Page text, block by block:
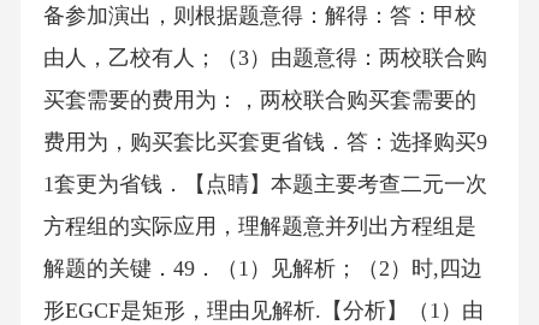
备参加演出，则根据题意得：解得：答：甲校
由人，乙校有人；（3）由题意得：两校联合购
买套需要的费用为：，两校联合购买套需要的
费用为，购买套比买套更省钱．答：选择购买9
1套更为省钱．【点睛】本题主要考查二元一次
方程组的实际应用，理解题意并列出方程组是
解题的关键．49．（1）见解析；（2）时,四边
形EGCF是矩形，理由见解析.【分析】（1）由